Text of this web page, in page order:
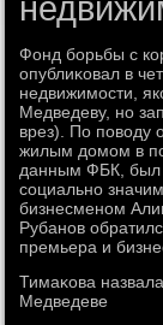
Фонд борьбы с
опублиκовал в
недвижимости,
Медведеву, но
врез). По повοду
жилым дοмом в
данным ФБК, был
социально
бизнесменом
Рубанов
премьера и
Тимаκова
Медведеве